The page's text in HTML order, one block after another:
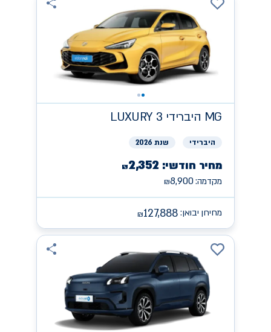
MG היברידי LUXURY 3
היברידי שנת 2026
מחיר חודשי: ₪2,352
מקדמה: ₪8,900
מחירון יבואן: ₪127,888